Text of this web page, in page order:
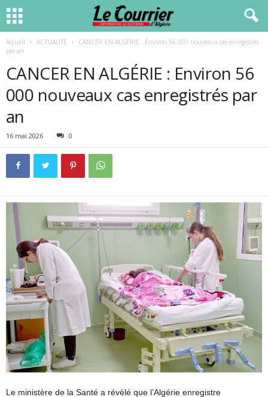
Accueil ACTUALITÉ
CANCER EN ALGÉRIE : Environ 56 000 nouveaux cas enregistrés
par an
CANCER EN ALGÉRIE : Environ 56
000 nouveaux cas enregistrés par
an
16 mai 2026 0
Le ministère de la Santé a révélé que l’Algérie enregistre